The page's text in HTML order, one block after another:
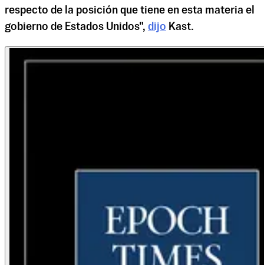
respecto de la posición que tiene en esta materia el
gobierno de Estados Unidos", dijo Kast.